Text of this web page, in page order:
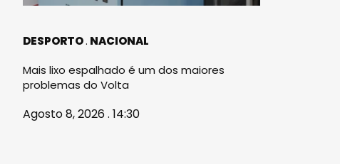
DESPORTO NACIONAL
Mais lixo espalhado é um dos maiores
problemas do Volta
Agosto 8, 2026 . 14:30